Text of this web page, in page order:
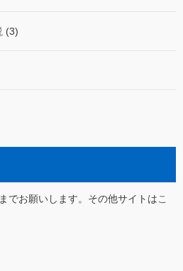
(3)
までお願いします。その他サイトはこ